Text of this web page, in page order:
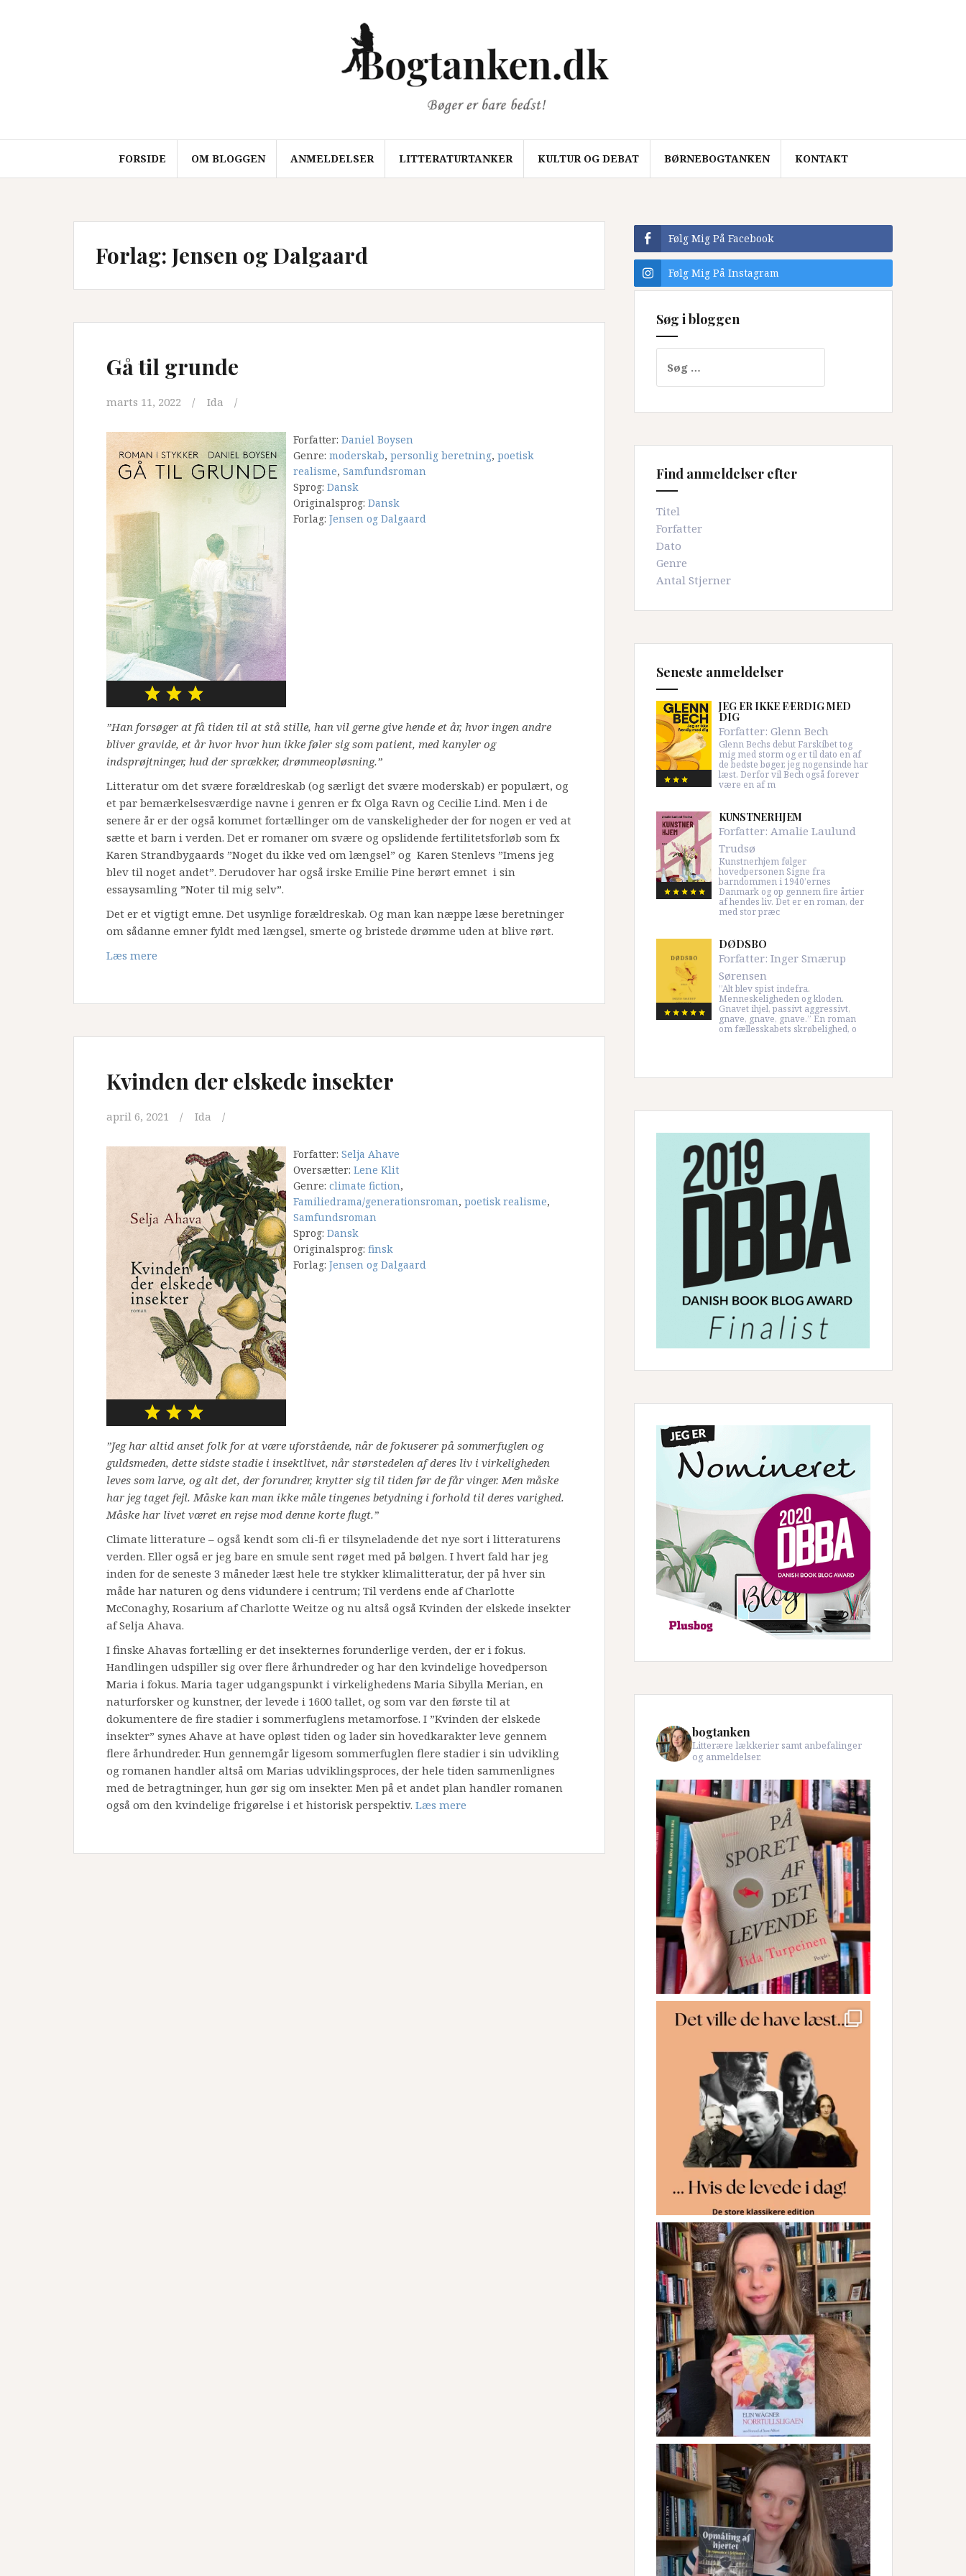
FORSIDE OM BLOGGEN ANMELDELSER LITTERATURTANKER KULTUR OG DEBAT BØRNEBOGTANKEN KONTAKT
Forlag: Jensen og Dalgaard
Gå til grunde
marts 11, 2022 Ida
Forfatter: Daniel Boysen
Genre: moderskab, personlig beretning, poetisk
realisme, Samfundsroman
Sprog: Dansk
Originalsprog: Dansk
Forlag: Jensen og Dalgaard
”Han forsøger at få tiden til at stå stille, han vil gerne give hende et år, hvor ingen andre
bliver gravide, et år hvor hvor hun ikke føler sig som patient, med kanyler og
indsprøjtninger, hud der sprækker, drømmeopløsning.”
Litteratur om det svære forældreskab (og særligt det svære moderskab) er populært, og
et par bemærkelsesværdige navne i genren er fx Olga Ravn og Cecilie Lind. Men i de
senere år er der også kommet fortællinger om de vanskeligheder der for nogen er ved at
sætte et barn i verden. Det er romaner om svære og opslidende fertilitetsforløb som fx
Karen Strandbygaards ”Noget du ikke ved om længsel” og Karen Stenlevs ”Imens jeg
blev til noget andet”. Derudover har også irske Emilie Pine berørt emnet i sin
essaysamling ”Noter til mig selv”.
Det er et vigtigt emne. Det usynlige forældreskab. Og man kan næppe læse beretninger
om sådanne emner fyldt med længsel, smerte og bristede drømme uden at blive rørt.
Læs mere
Kvinden der elskede insekter
april 6, 2021 Ida
Forfatter: Selja Ahave
Oversætter: Lene Klit
Genre: climate fiction,
Familiedrama/generationsroman, poetisk realisme,
Samfundsroman
Sprog: Dansk
Originalsprog: finsk
Forlag: Jensen og Dalgaard
”Jeg har altid anset folk for at være uforstående, når de fokuserer på sommerfuglen og
guldsmeden, dette sidste stadie i insektlivet, når størstedelen af deres liv i virkeligheden
leves som larve, og alt det, der forundrer, knytter sig til tiden før de får vinger. Men måske
har jeg taget fejl. Måske kan man ikke måle tingenes betydning i forhold til deres varighed.
Måske har livet været en rejse mod denne korte flugt.”
Climate litterature – også kendt som cli-fi er tilsyneladende det nye sort i litteraturens
verden. Eller også er jeg bare en smule sent røget med på bølgen. I hvert fald har jeg
inden for de seneste 3 måneder læst hele tre stykker klimalitteratur, der på hver sin
måde har naturen og dens vidundere i centrum; Til verdens ende af Charlotte
McConaghy, Rosarium af Charlotte Weitze og nu altså også Kvinden der elskede insekter
af Selja Ahava.
I finske Ahavas fortælling er det insekternes forunderlige verden, der er i fokus.
Handlingen udspiller sig over flere århundreder og har den kvindelige hovedperson
Maria i fokus. Maria tager udgangspunkt i virkelighedens Maria Sibylla Merian, en
naturforsker og kunstner, der levede i 1600 tallet, og som var den første til at
dokumentere de fire stadier i sommerfuglens metamorfose. I ”Kvinden der elskede
insekter” synes Ahave at have opløst tiden og lader sin hovedkarakter leve gennem
flere århundreder. Hun gennemgår ligesom sommerfuglen flere stadier i sin udvikling
og romanen handler altså om Marias udviklingsproces, der hele tiden sammenlignes
med de betragtninger, hun gør sig om insekter. Men på et andet plan handler romanen
også om den kvindelige frigørelse i et historisk perspektiv. Læs mere
Følg Mig På Facebook
Følg Mig På Instagram
Søg i bloggen
efter:
Find anmeldelser efter
Titel
Forfatter
Dato
Genre
Antal Stjerner
Seneste anmeldelser
JEG ER IKKE FÆRDIG MED
DIG
Forfatter: Glenn Bech
Glenn Bechs debut Farskibet tog
mig med storm og er til dato en af
de bedste bøger, jeg nogensinde har
læst. Derfor vil Bech også forever
være en af m
KUNSTNERHJEM
Forfatter: Amalie Laulund
Trudsø
Kunstnerhjem følger
hovedpersonen Signe fra
barndommen i 1940’ernes
Danmark og op gennem fire årtier
af hendes liv. Det er en roman, der
med stor præc
DØDSBO
Forfatter: Inger Smærup
Sørensen
”Alt blev spist indefra.
Menneskeligheden og kloden.
Gnavet ihjel, passivt aggressivt,
gnave, gnave, gnave.” En roman
om fællesskabets skrøbelighed, o
bogtanken
Litterære lækkerier samt anbefalinger
og anmeldelser.